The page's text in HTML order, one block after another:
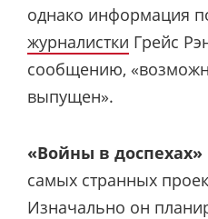
однако информация
журналистки Грейс
сообщению,
выпущен».
«Войны в доспехах»
самых странных
Изначально он